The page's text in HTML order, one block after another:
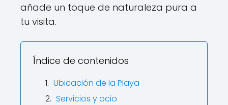
añade un toque de naturaleza pura a
tu visita.
Índice de contenidos
Ubicación de la Playa
Servicios y ocio